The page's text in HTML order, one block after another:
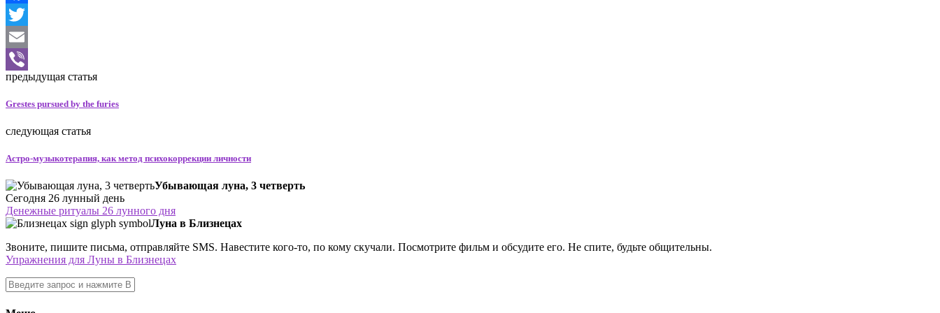
Facebook
Twitter
Email
Viber
предыдущая статья
Grestes pursued by the furies
следующая статья
Астро-музыкотерапия, как метод психокоррекции личности
Убывающая луна, 3 четверть
Сегодня 26 лунный день
Денежные ритуалы 26 лунного дня
Луна в Близнецах
Звоните, пишите письма, отправляйте SMS. Навестите кого-то, по кому скучали. Посмотрите фильм и обсудите его. Не спите, будьте общительны.
Упражнения для Луны в Близнецах